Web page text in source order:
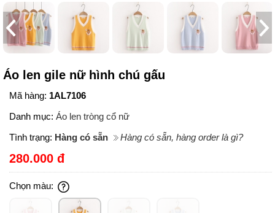
Áo len gile nữ hình chú gấu
Mã hàng: 1AL7106
Danh mục: Áo len tròng cổ nữ
Tình trạng: Hàng có sẵn Hàng có sẵn, hàng order là gì?
280.000 đ
Chọn màu: